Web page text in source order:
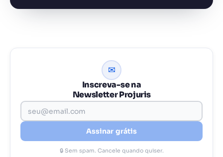
✉
Inscreva-se na
Newsletter Projuris
Assinar grátis
🔒 Sem spam. Cancele quando quiser.